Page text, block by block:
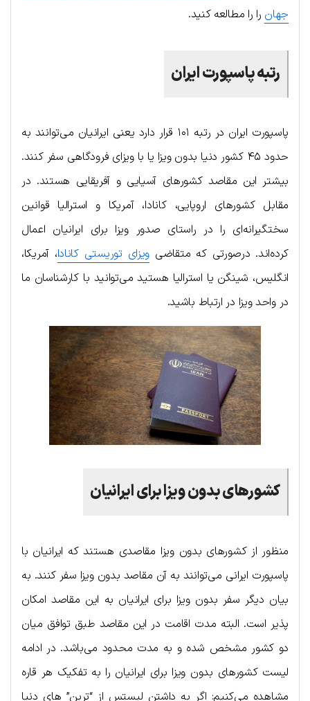
جهان را را مطالعه کنید.
رتبه پاسپورت ایران
پاسپورت ایران در رتبه ۱۰۱ قرار دارد یعنی ایرانیان می‌توانند به
حدود ۴۵ کشور دنیا بدون ویزا یا با ویزای فرودگاهی سفر کنند.
بیشتر این مقاصد کشورهای آسیایی و آفریقایی هستند. در
مقابل کشورهای اروپایی، کانادا، آمریکا و استرالیا قوانین
سختگیرانه‌ای را در راستای صدور ویزا برای ایرانیان اعمال
کرده‌اند. درصورتی که متقاضی ویزای توریستی کانادا، آمریکا،
انگلیس، شینگن یا استرالیا هستید می‌توانید با کارشناسان ما
در واحد ویزا در ارتباط باشید.
کشورهای بدون ویزا برای ایرانیان
منظور از کشورهای بدون ویزا مقاصدی هستند که ایرانیان با
پاسپورت ایرانی می‌توانند به آن مقاصد بدون ویزا سفر کنند. به
بیان دیگر سفر بدون ویزا برای ایرانیان به این مقاصد امکان
پذیر است. البته مدت اقامت در این مقاصد طبق توافق میان
دو کشور مشخص شده و به مدت محدود می‌باشد. در ادامه
لیست کشورهای بدون ویزا برای ایرانیان را به تفکیک هر قاره
مشاهده می‌کنیم: اگر به داشتن لیستس از “ترین‌” های دنیا